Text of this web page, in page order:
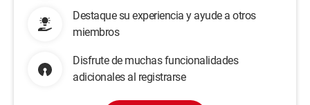
Destaque su experiencia y ayude a otros
miembros
Disfrute de muchas funcionalidades
adicionales al registrarse